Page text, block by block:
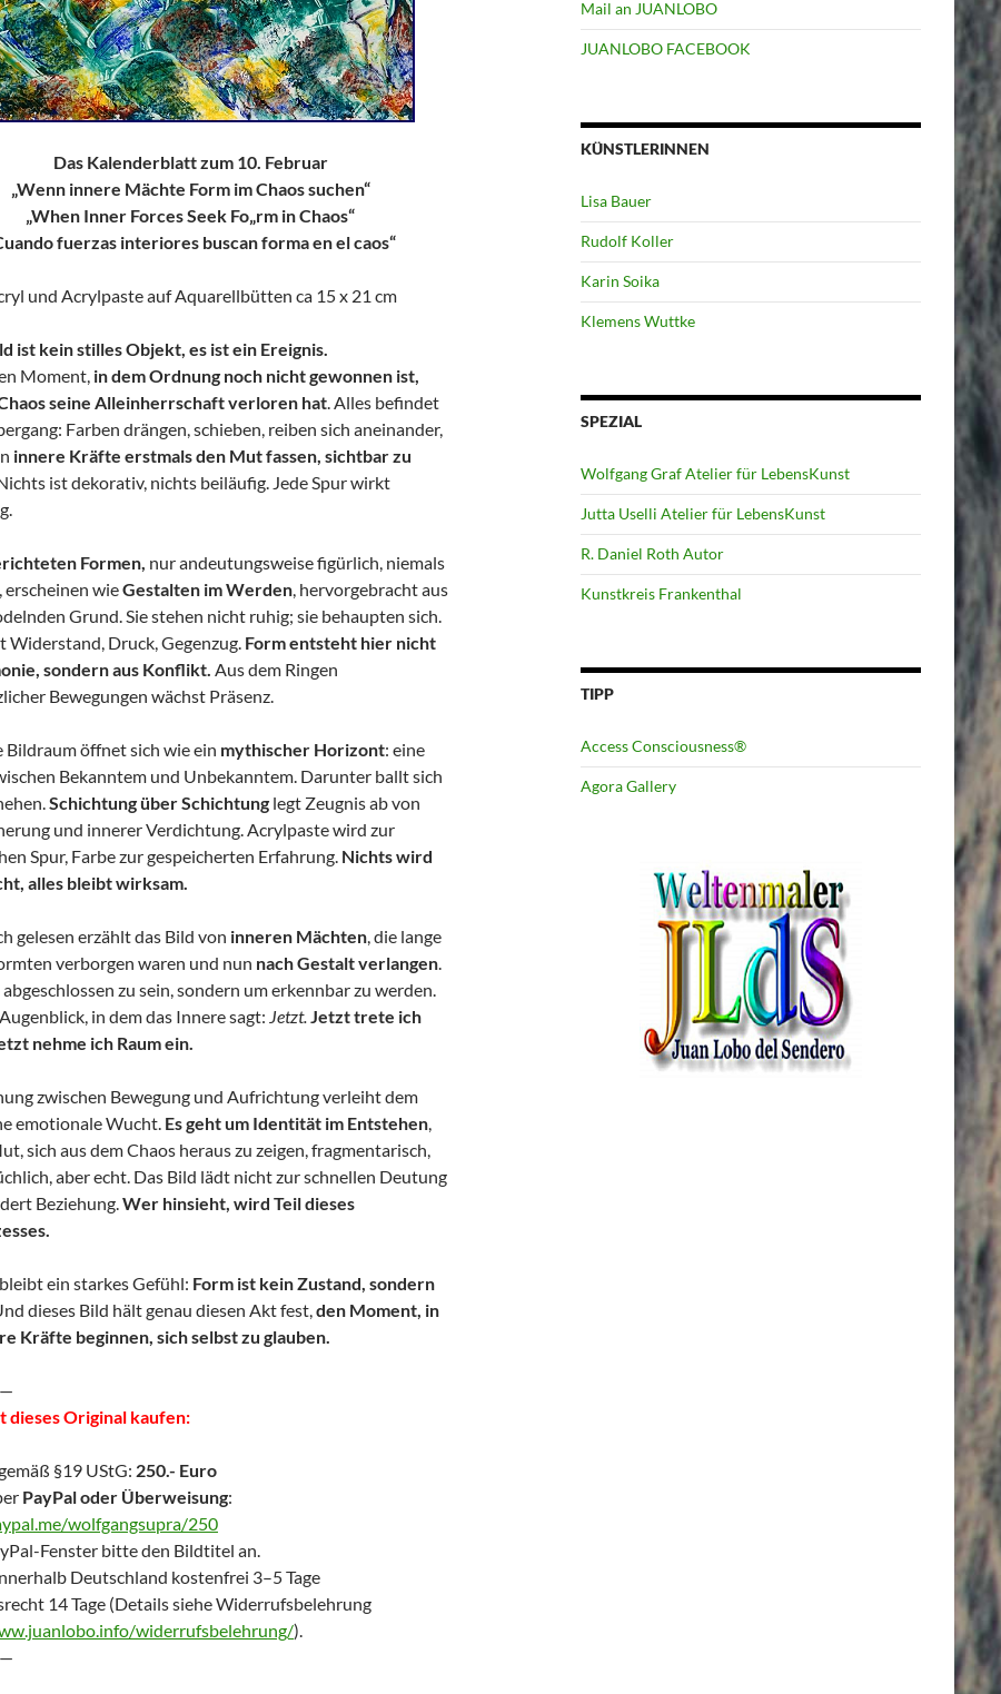
Das Kalenderblatt zum 10. Februar
„Wenn innere Mächte Form im Chaos suchen“
„When Inner Forces Seek Fo„rm in Chaos“
fuerzas interiores buscan forma en el caos“
und Acrylpaste auf Aquarellbütten ca 15 x 21 cm
ist kein stilles Objekt, es ist ein Ereignis.
Moment, in dem Ordnung noch nicht gewonnen ist,
seine Alleinherrschaft verloren hat. Alles befindet
Farben drängen, schieben, reiben sich aneinander,
innere Kräfte erstmals den Mut fassen, sichtbar zu
ist dekorativ, nichts beiläufig. Jede Spur wirkt
Formen, nur andeutungsweise figürlich, niemals
erscheinen wieGestalten im Werden, hervorgebracht aus
Grund. Sie stehen nicht ruhig; sie behaupten sich.
Widerstand, Druck, Gegenzug. Form entsteht hier nicht
sondern aus Konflikt. Aus dem Ringen
Bewegungen wächst Präsenz.
Bildraum öffnet sich wie ein mythischer Horizont: eine
Bekanntem und Unbekanntem. Darunter ballt sich
Schichtung über Schichtung legt Zeugnis ab von
und innerer Verdichtung. Acrylpaste wird zur
Spur, Farbe zur gespeicherten Erfahrung. Nichts wird
alles bleibt wirksam.
gelesen erzählt das Bild von inneren Mächten, die lange
verborgen waren und nun nach Gestalt verlangen.
zu sein, sondern um erkennbar zu werden.
in dem das Innere sagt: Jetzt.Jetzt trete ich
nehme ich Raum ein.
zwischen Bewegung und Aufrichtung verleiht dem
emotionale Wucht. Es geht um Identität im Entstehen,
sich aus dem Chaos heraus zu zeigen, fragmentarisch,
aber echt. Das Bild lädt nicht zur schnellen Deutung
Beziehung.Wer hinsieht, wird Teil dieses
ein starkes Gefühl: Form ist kein Zustand, sondern
dieses Bild hält genau diesen Akt fest,den Moment, in
Kräfte beginnen, sich selbst zu glauben.
dieses Original kaufen:
§19 UStG: 250.- Euro
PayPal oder Überweisung:
wolfgangsupra/250
Fenster bitte den Bildtitel an.
Deutschland kostenfrei 3–5 Tage
14 Tage (Details siehe Widerrufsbelehrung
widerrufsbelehrung/).
Mail an JUANLOBO
JUANLOBO FACEBOOK
KÜNSTLERINNEN
Lisa Bauer
Rudolf Koller
Karin Soika
Klemens Wuttke
SPEZIAL
Wolfgang Graf Atelier für LebensKunst
Jutta Uselli Atelier für LebensKunst
R. Daniel Roth Autor
Kunstkreis Frankenthal
TIPP
Access Consciousness®
Agora Gallery